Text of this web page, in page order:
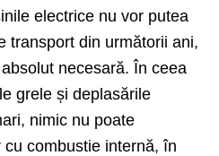
electrice nu vor putea
transport din următorii ani,
necesară. În ceea
grele și deplasările
nimic nu poate
combustie internă, în